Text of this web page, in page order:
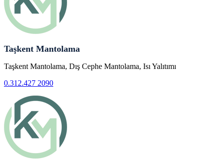
Taşkent Mantolama
Taşkent Mantolama, Dış Cephe Mantolama, Isı Yalıtımı
0.312.427 2090